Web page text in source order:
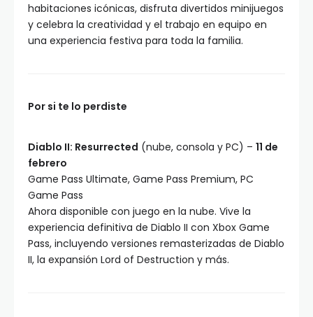
habitaciones icónicas, disfruta divertidos minijuegos
y celebra la creatividad y el trabajo en equipo en
una experiencia festiva para toda la familia.
Por si te lo perdiste
Diablo II: Resurrected (nube, consola y PC) – 11 de
febrero
Game Pass Ultimate, Game Pass Premium, PC
Game Pass
Ahora disponible con juego en la nube. Vive la
experiencia definitiva de Diablo II con Xbox Game
Pass, incluyendo versiones remasterizadas de Diablo
II, la expansión Lord of Destruction y más.